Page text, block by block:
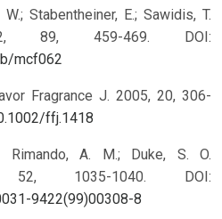
Stabentheiner, E.; Sawidis, T.
89, 459-469. DOI:
mcf062
Fragrance J. 2005, 20, 306-
ffj.1418
Rimando, A. M.; Duke, S. O.
52, 1035-1040. DOI:
9422(99)00308-8